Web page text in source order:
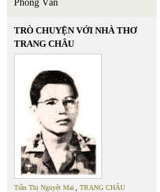
Phỏng Vấn
TRÒ CHUYỆN VỚI NHÀ THƠ
TRANG CHÂU
Trần Thị Nguyệt Mai TRANG CHÂU